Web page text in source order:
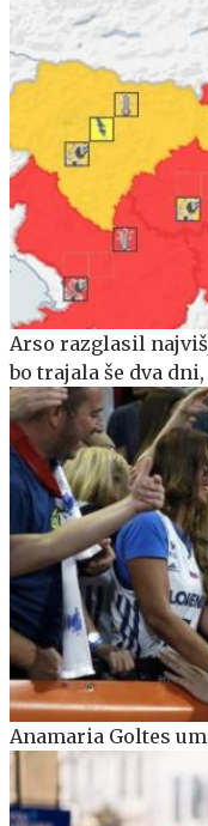
Arso razglasil
bo trajala še dva
Anamaria Goltes